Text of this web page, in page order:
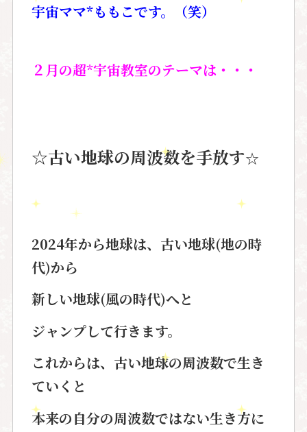
宇宙ママ*ももこです。（笑）
２月の超*宇宙教室のテーマは・・・
☆古い地球の周波数を手放す☆
2024年から地球は、古い地球(地の時
代)から
新しい地球(風の時代)へと
ジャンプして行きます。
これからは、古い地球の周波数で生き
ていくと
本来の自分の周波数ではない生き方に